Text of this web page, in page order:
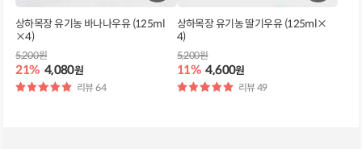
상하목장 유기농 바나나우유 (125ml
×4)
21% 4,080원
5,200원
별
리뷰 64
상하목장 유기농 딸기우유 (125ml×
4)
11% 4,600원
5,200원
별
리뷰 49